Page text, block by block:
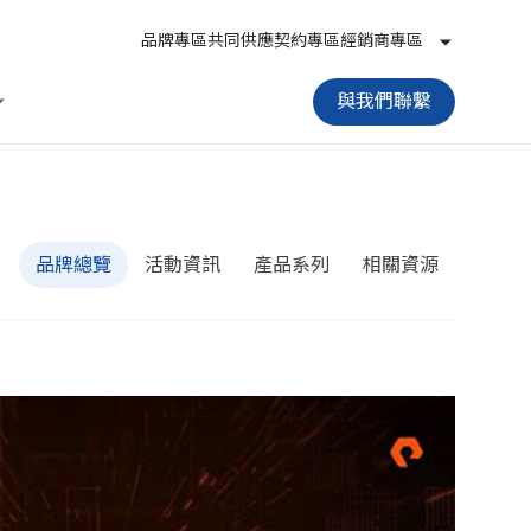
品牌專區共同供應契約專區經銷商專區
與我們聯繫
品牌總覽 活動資訊 產品系列 相關資源